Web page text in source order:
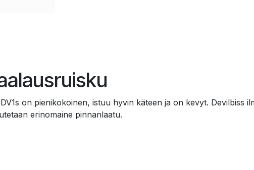
on pienikokoinen, istuu hyvin käteen ja on kevyt. Devilbiss
erinomaine pinnanlaatu.